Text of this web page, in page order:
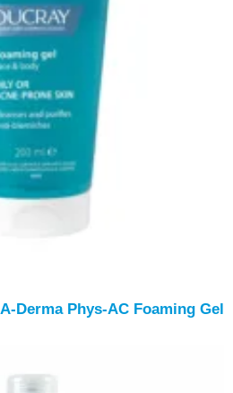
A-Derma Phys-AC Foaming Gel